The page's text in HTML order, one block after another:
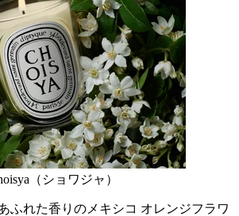
（ショワジャ）
ふれた香りのメキシコ オレンジフラワ